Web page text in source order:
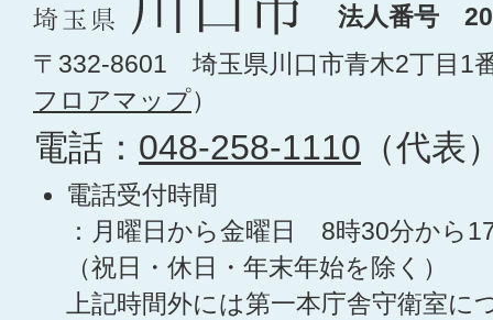
法人番号
〒332-8601 埼玉県川口市青木2丁目1
フロアマップ）
電話： 048-258-1110 （代表
電話受付時間
：月曜日から金曜日 8時30分から
（祝日・休日・年末年始を除く）
上記時間外には第一本庁舎守衛室に